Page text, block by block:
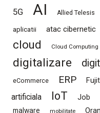
5G AI Allied Telesis
aplicatii atac cibernetic
cloud Cloud Computing
digitalizare
eCommerce ERP
artificiala
IoT Job
malware mobilitate